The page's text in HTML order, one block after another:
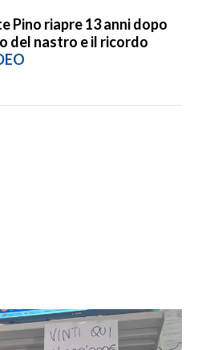
Pino riapre 13 anni dopo
del nastro e il ricordo